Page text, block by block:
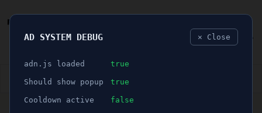
👮🏻‍♂️ BLÅLJUS ÅSIKTER SPORT
ANNONS
AD SYSTEM DEBUG ✕ Close
adn.js loaded true
Should show popup true
Cooldown active false